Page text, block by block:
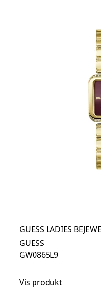
GUESS LADIES
GUESS
GW0865L9
Vis produkt